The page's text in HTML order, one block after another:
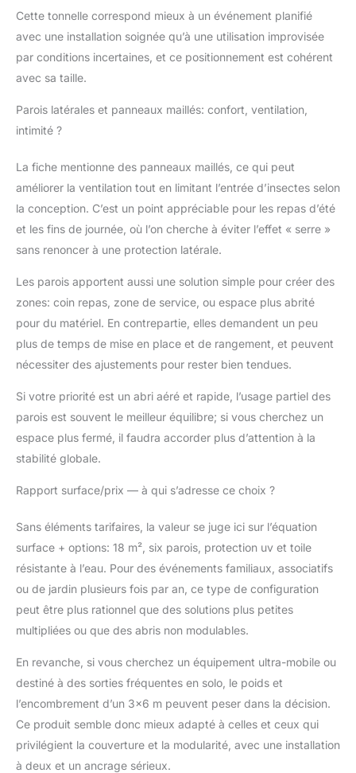
Cette tonnelle correspond mieux à un événement planifié
avec une installation soignée qu’à une utilisation improvisée
par conditions incertaines, et ce positionnement est cohérent
avec sa taille.
Parois latérales et panneaux maillés: confort, ventilation,
intimité ?
La fiche mentionne des panneaux maillés, ce qui peut
améliorer la ventilation tout en limitant l’entrée d’insectes selon
la conception. C’est un point appréciable pour les repas d’été
et les fins de journée, où l’on cherche à éviter l’effet « serre »
sans renoncer à une protection latérale.
Les parois apportent aussi une solution simple pour créer des
zones: coin repas, zone de service, ou espace plus abrité
pour du matériel. En contrepartie, elles demandent un peu
plus de temps de mise en place et de rangement, et peuvent
nécessiter des ajustements pour rester bien tendues.
Si votre priorité est un abri aéré et rapide, l’usage partiel des
parois est souvent le meilleur équilibre; si vous cherchez un
espace plus fermé, il faudra accorder plus d’attention à la
stabilité globale.
Rapport surface/prix — à qui s’adresse ce choix ?
Sans éléments tarifaires, la valeur se juge ici sur l’équation
surface + options: 18 m², six parois, protection uv et toile
résistante à l’eau. Pour des événements familiaux, associatifs
ou de jardin plusieurs fois par an, ce type de configuration
peut être plus rationnel que des solutions plus petites
multipliées ou que des abris non modulables.
En revanche, si vous cherchez un équipement ultra-mobile ou
destiné à des sorties fréquentes en solo, le poids et
l’encombrement d’un 3×6 m peuvent peser dans la décision.
Ce produit semble donc mieux adapté à celles et ceux qui
privilégient la couverture et la modularité, avec une installation
à deux et un ancrage sérieux.